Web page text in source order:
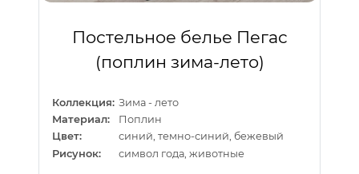
Постельное белье Пегас
(поплин зима-лето)
Коллекция: Зима - лето
Материал:
Поплин
Цвет:
синий, темно-синий, бежевый
Рисунок:
символ года, животные